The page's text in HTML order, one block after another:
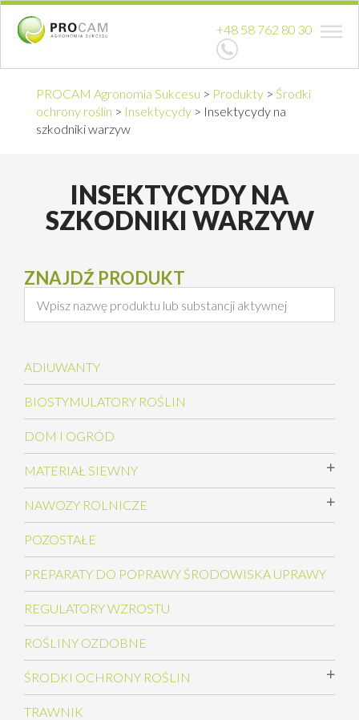
+48 58 762 80 30
PROCAM Agronomia Sukcesu > Produkty > Środki
ochrony roślin > Insektycydy > Insektycydy na
szkodniki warzyw
INSEKTYCYDY NA
SZKODNIKI WARZYW
ZNAJDŹ PRODUKT
ADIUWANTY
BIOSTYMULATORY ROŚLIN
DOM I OGRÓD
MATERIAŁ SIEWNY
NAWOZY ROLNICZE
POZOSTAŁE
PREPARATY DO POPRAWY ŚRODOWISKA UPRAWY
REGULATORY WZROSTU
ROŚLINY OZDOBNE
ŚRODKI OCHRONY ROŚLIN
TRAWNIK